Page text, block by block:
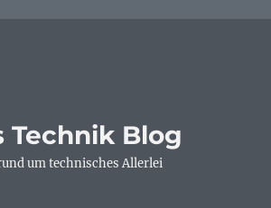
Technik Blog
um technisches Allerlei